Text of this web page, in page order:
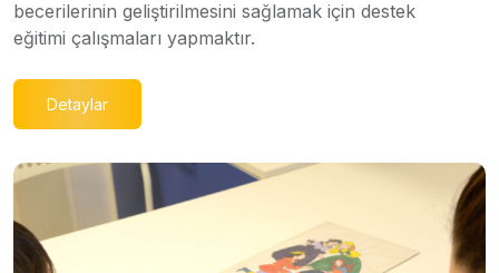
becerilerinin geliştirilmesini sağlamak için destek
eğitimi çalışmaları yapmaktır.
Detaylar